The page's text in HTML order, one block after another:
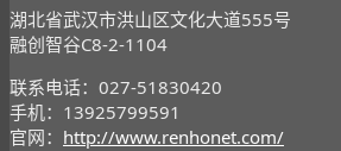
湖北省武汉市洪山区文化大道555号
融创智谷C8-2-1104
联系电话：027-51830420
手机：13925799591
官网： http://www.renhonet.com/